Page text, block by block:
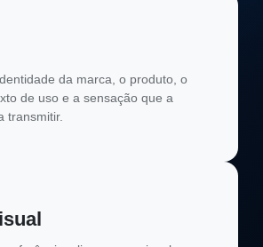
da marca, o produto, o
de uso e a sensação que a
transmitir.